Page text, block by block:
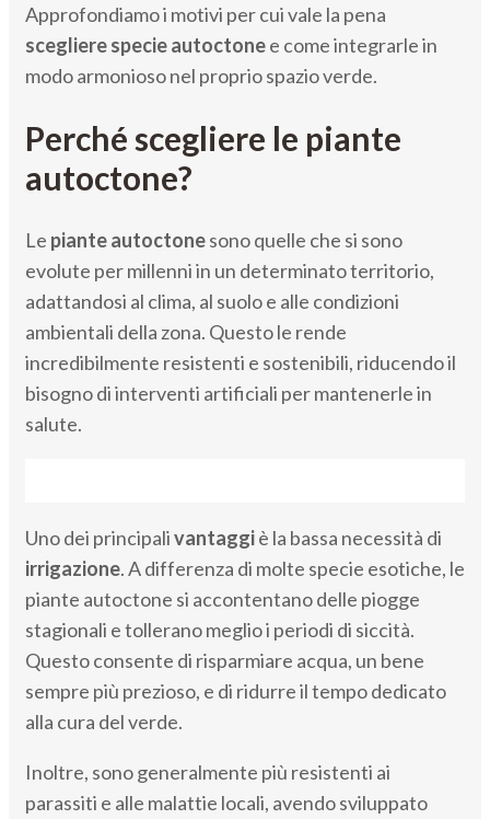
Approfondiamo i motivi per cui vale la pena
scegliere specie autoctonee come integrarle in
modo armonioso nel proprio spazio verde.
Perché scegliere le piante
autoctone?
Le piante autoctonesono quelle che si sono
evolute per millenni in un determinato territorio,
adattandosi al clima, al suolo e alle condizioni
ambientali della zona. Questo le rende
incredibilmente resistenti e sostenibili, riducendo il
bisogno di interventi artificiali per mantenerle in
salute.
Uno dei principalivantaggiè la bassa necessità di
irrigazione. A differenza di molte specie esotiche, le
piante autoctone si accontentano delle piogge
stagionali e tollerano meglio i periodi di siccità.
Questo consente di risparmiare acqua, un bene
sempre più prezioso, e di ridurre il tempo dedicato
alla cura del verde.
Inoltre, sono generalmente più resistenti ai
parassiti e alle malattie locali, avendo sviluppato